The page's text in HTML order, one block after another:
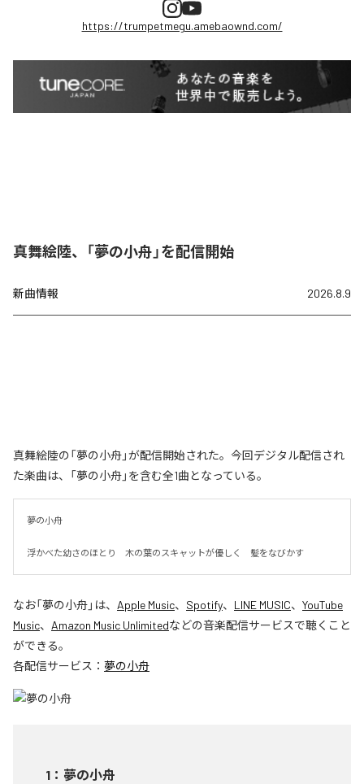
https://trumpetmegu.amebaownd.com/
真舞絵陸、「夢の小舟」を配信開始
新曲情報 2026.8.9
真舞絵陸の「夢の小舟」が配信開始された。今回デジタル配信され
た楽曲は、「夢の小舟」を含む全1曲となっている。
夢の小舟
浮かべた幼さのほとり　木の葉のスキャットが優しく　髪をなびかす
なお「夢の小舟」は、 Apple Music、 Spotify、 LINE MUSIC、 YouTube
Music、 Amazon Music Unlimitedなどの音楽配信サービスで聴くこと
ができる。
各配信サービス： 夢の小舟
1 ： 夢の小舟